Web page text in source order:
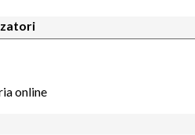
online